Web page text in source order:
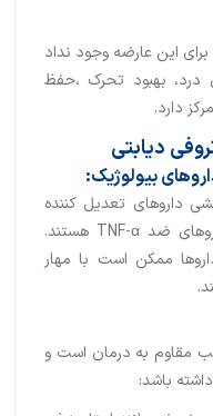
این عارضه وجود نداد
درد، بهبود تحرک ،حفظ
دارد.
دیابتی
بیولوژیک:
داروهای تعدیل کننده
ایمنی و عوامل بیولوژیک از جمله داروهای ضد TNF-α هستند.
ممکن است با مهار
مقاوم به درمان است و
باشد: